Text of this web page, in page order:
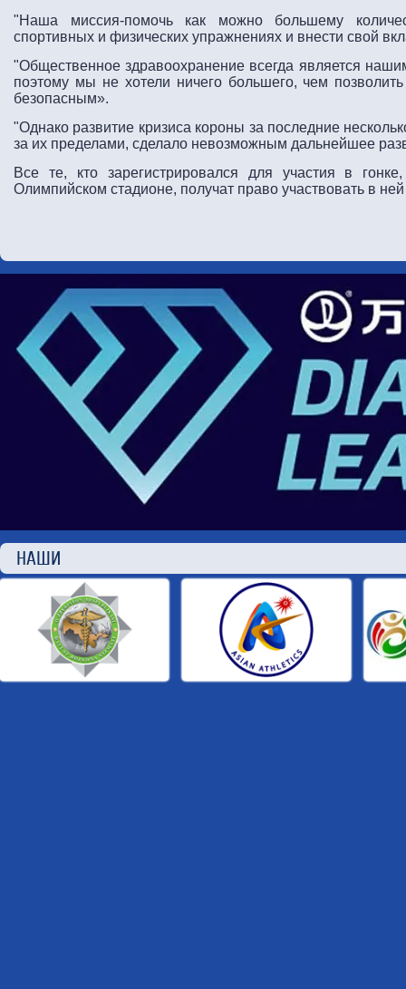
"Наша миссия-помочь как можно большему
спортивных и физических упражнениях и внести свой
"Общественное здравоохранение всегда является
поэтому мы не хотели ничего большего, чем
безопасным».
"Однако развитие кризиса короны за последние
за их пределами, сделало невозможным дальнейшее
Все те, кто зарегистрировался для участия в
Олимпийском стадионе, получат право участвовать в ней
НАШИ